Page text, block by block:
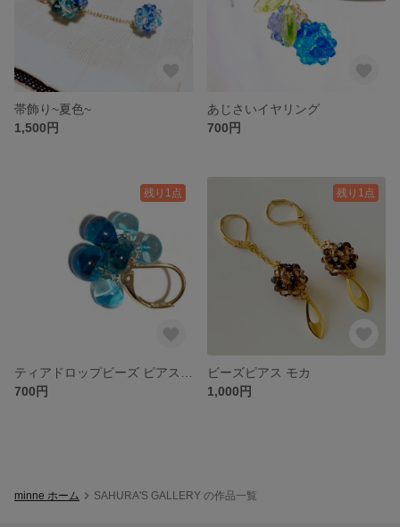
帯飾り~夏色~
1,500円
あじさいイヤリング
700円
残り1点
700円
残り1点
ビーズピアス モカ
1,000円
minne ホーム SAHURA'S GALLERY の作品一覧